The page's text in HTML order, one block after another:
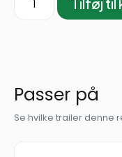
Passer på
Se hvilke trailer denne